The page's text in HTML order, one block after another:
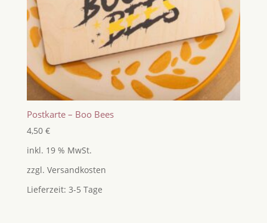
Postkarte – Boo Bees
4,50 €
inkl. 19 % MwSt.
zzgl. Versandkosten
Lieferzeit: 3-5 Tage